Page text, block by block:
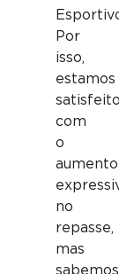
Por
isso,
estamos
com
o
aumento
no
repasse,
mas
sabemos